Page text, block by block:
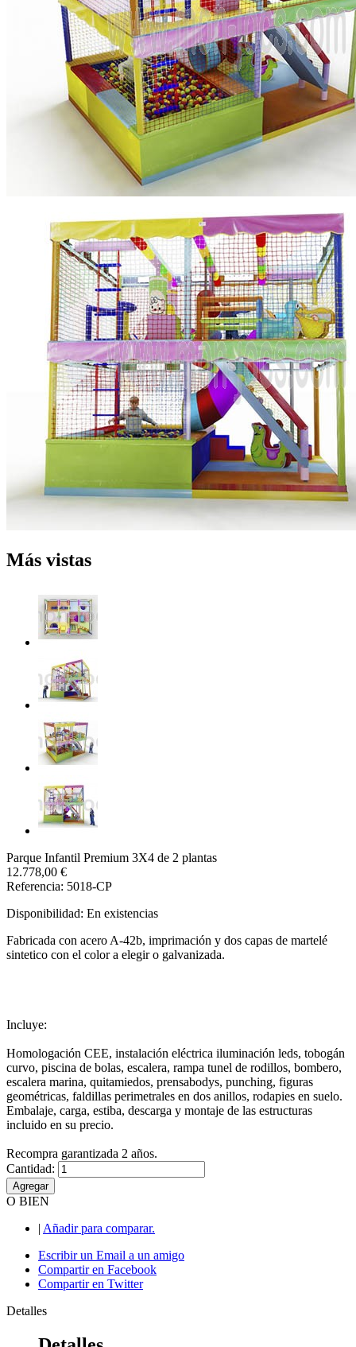
Más vistas
Parque Infantil Premium 3X4 de 2 plantas
12.778,00 €
Referencia: 5018-CP
Disponibilidad: En existencias
Fabricada con acero A-42b, imprimación y dos capas de martelé
sintetico con el color a elegir o galvanizada.
Incluye:
Homologación CEE, instalación eléctrica iluminación leds, tobogán
curvo, piscina de bolas, escalera, rampa tunel de rodillos, bombero,
escalera marina, quitamiedos, prensabodys, punching, figuras
geométricas, faldillas perimetrales en dos anillos, rodapies en suelo.
Embalaje, carga, estiba, descarga y montaje de las estructuras
incluido en su precio.
Recompra garantizada 2 años.
Cantidad:
Agregar
O BIEN
| Añadir para comparar.
Escribir un Email a un amigo
Compartir en Facebook
Compartir en Twitter
Detalles